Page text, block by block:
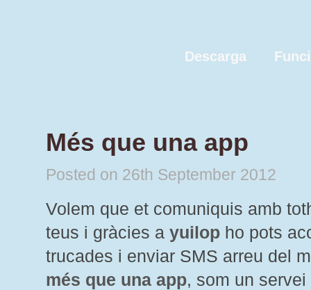
Descarga
Més que una app
Posted on 26th September 2012
Volem que et comuniquis amb
teus i gràcies a yuilop ho pots
trucades i enviar SMS arreu del
més que una app, som un